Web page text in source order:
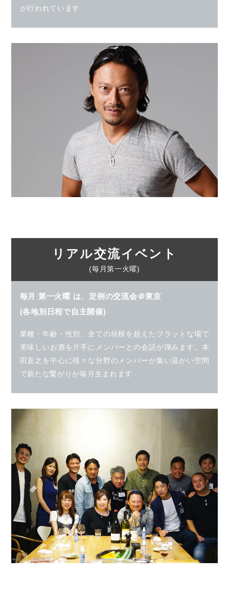
が行われています
リアル交流イベント
(毎月第一火曜)
毎月 第一火曜 は、定例の交流会＠東京
(各地別日程で自主開催)
業種・年齢・性別、全ての垣根を超えたフラットな場で
美味しいお酒を片手にメンバーとの会話が弾みます。本
田直之を中心に様々な分野のメンバーが集い温かい空間
で新たな繋がりが毎月生まれます